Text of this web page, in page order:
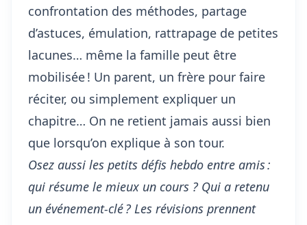
confrontation des méthodes, partage
d’astuces, émulation, rattrapage de petites
lacunes… même la famille peut être
mobilisée ! Un parent, un frère pour faire
réciter, ou simplement expliquer un
chapitre… On ne retient jamais aussi bien
que lorsqu’on explique à son tour.
Osez aussi les petits défis hebdo entre amis :
qui résume le mieux un cours ? Qui a retenu
un événement-clé ? Les révisions prennent